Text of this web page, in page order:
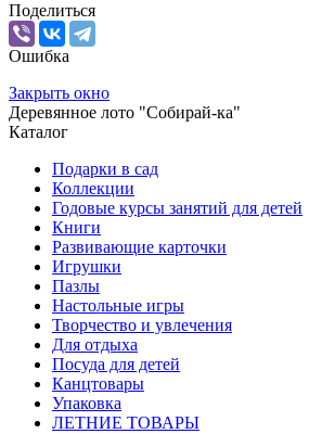
Поделиться
Ошибка
Закрыть окно
Деревянное лото "Собирай-ка"
Каталог
Подарки в сад
Коллекции
Годовые курсы занятий для детей
Книги
Развивающие карточки
Игрушки
Пазлы
Настольные игры
Творчество и увлечения
Для отдыха
Посуда для детей
Канцтовары
Упаковка
ЛЕТНИЕ ТОВАРЫ